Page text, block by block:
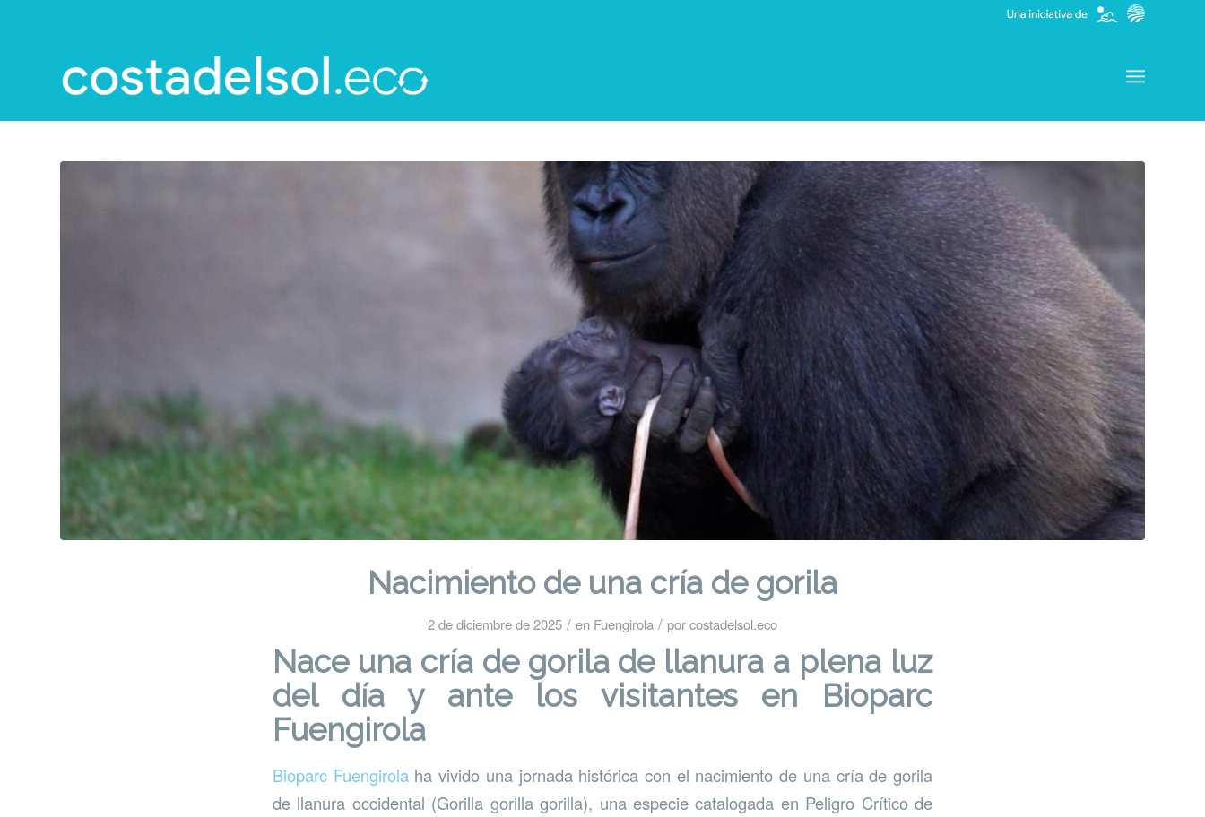
Nacimiento de una cría de gorila
2 de diciembre de 2025 / en Fuengirola / porcostadelsol.eco
Nace una cría de gorila de llanura a plena luz
del día y ante los visitantes en Bioparc
Fuengirola
Bioparc Fuengirolaha vivido una jornada histórica con el nacimiento de una cría de gorila
de llanura occidental (Gorilla gorilla gorilla), una especie catalogada en Peligro Crítico de